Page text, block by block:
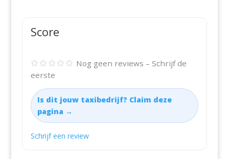
Score
✩✩✩✩✩ Nog geen reviews – Schrijf de
eerste
Is dit jouw taxibedrijf? Claim deze
pagina →
Schrijf een review